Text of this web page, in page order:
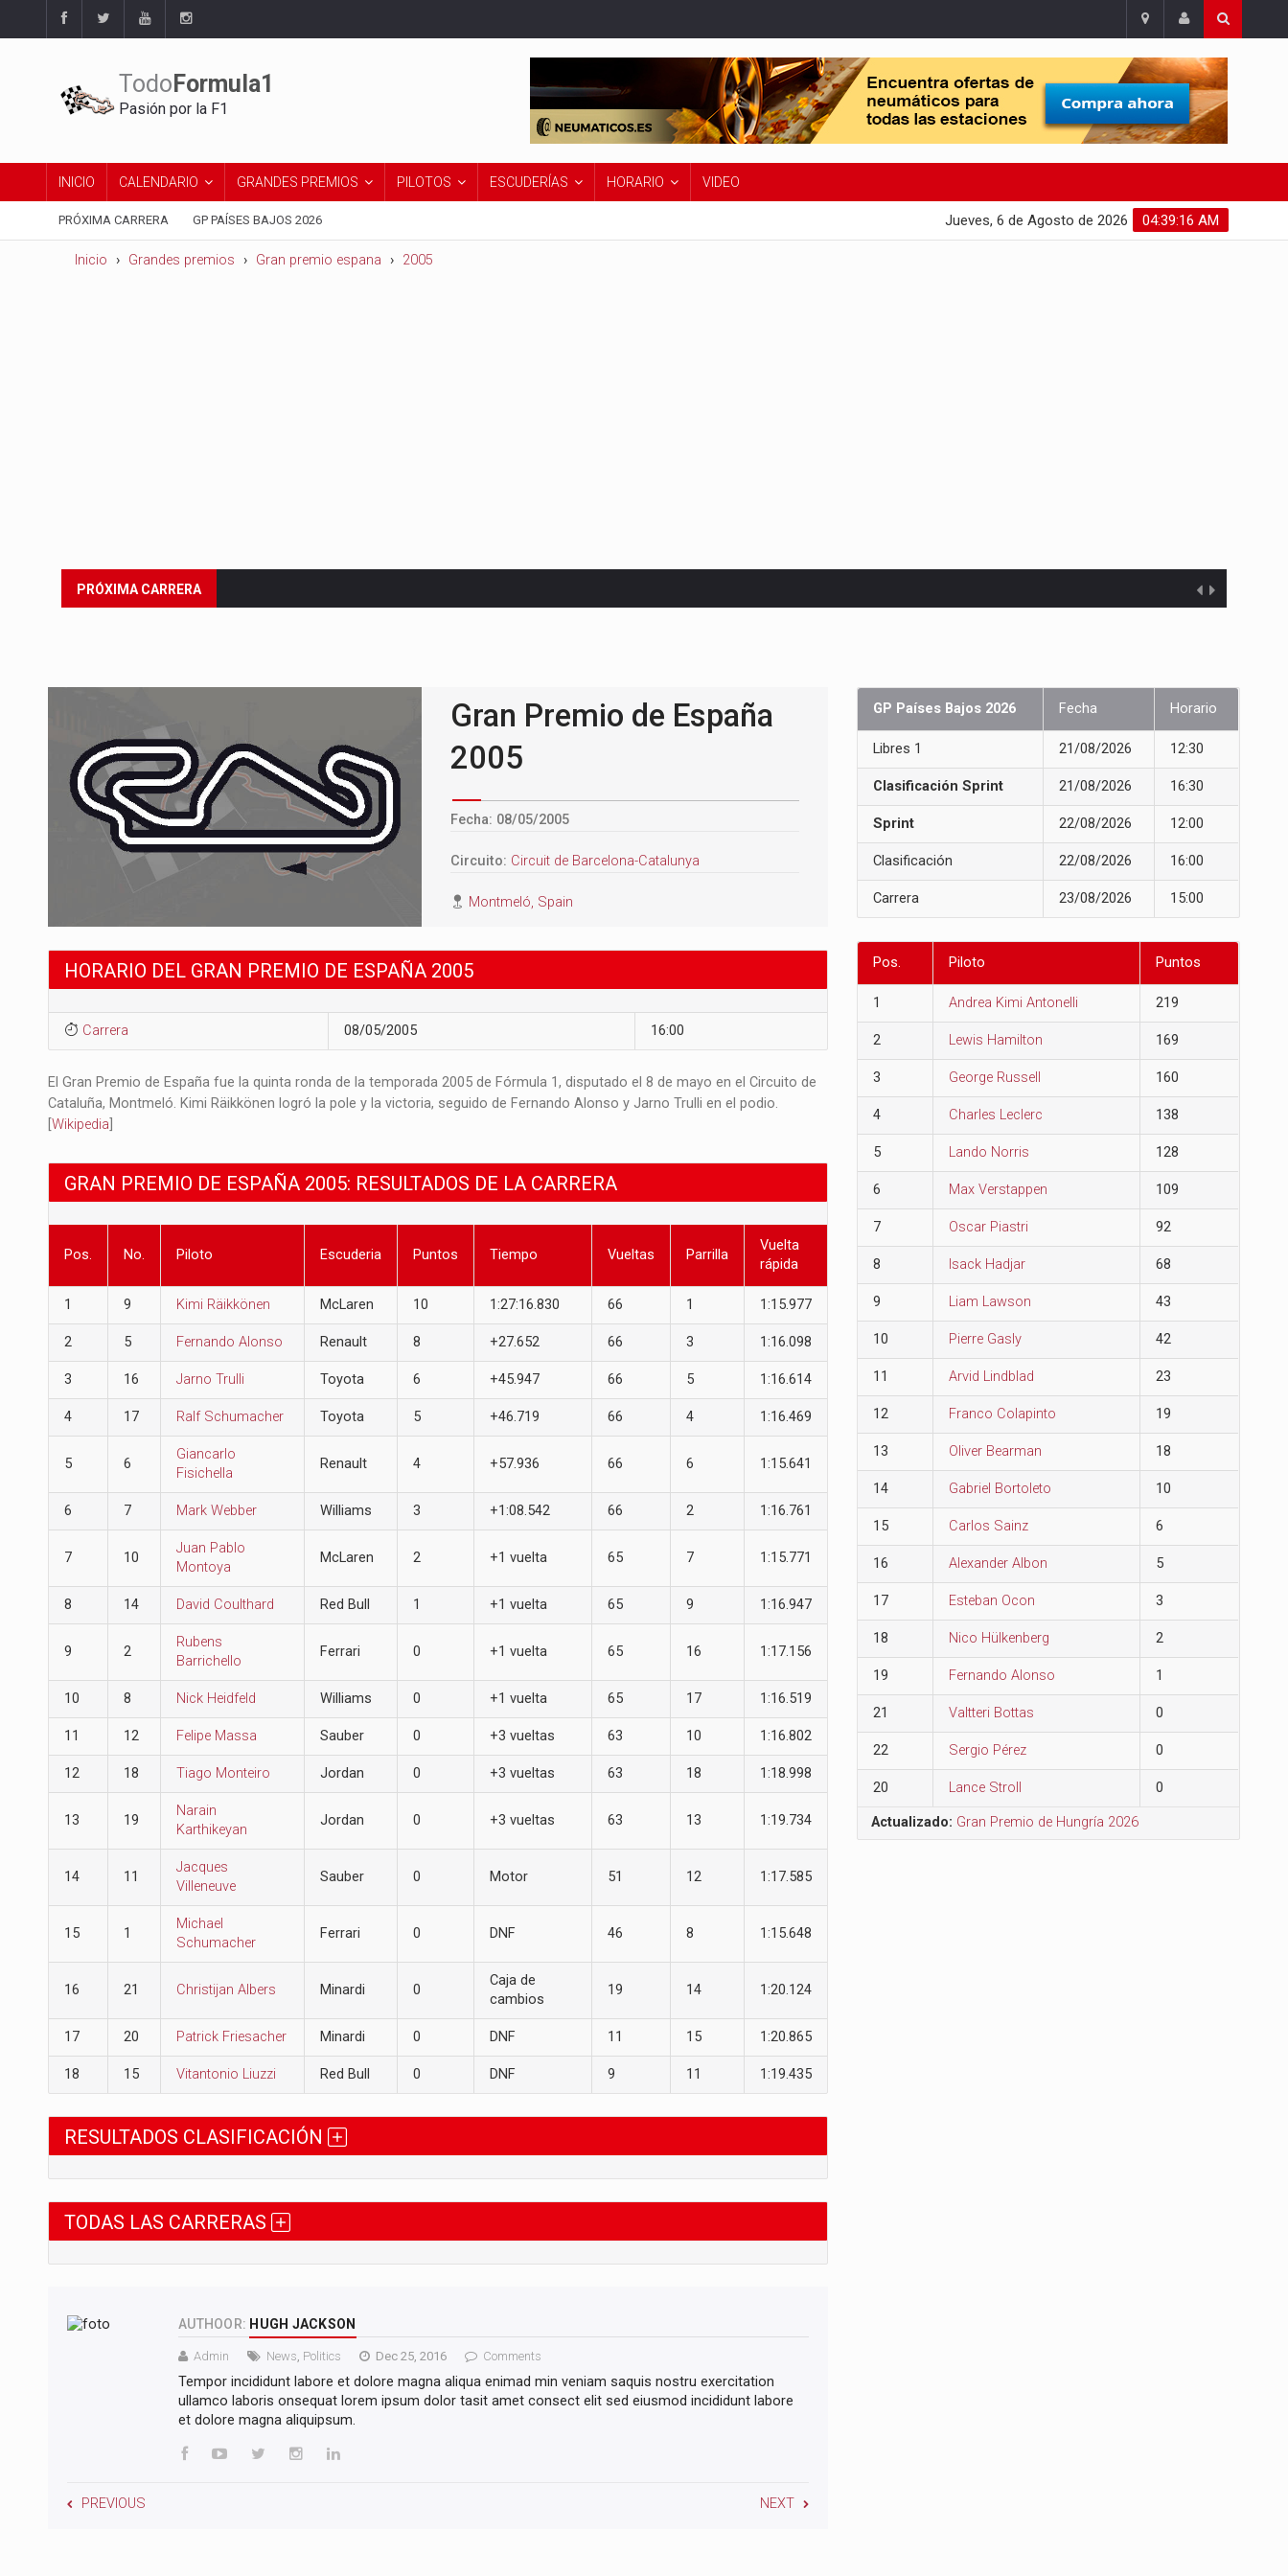
Todo Formula1
Pasión por la F1
INICIO CALENDARIO GRANDES PREMIOS PILOTOS ESCUDERÍAS HORARIO VIDEO
PRÓXIMA CARRERA GP PAÍSES BAJOS 2026 04:39:17 AM
Jueves, 6 de Agosto de 2026
Inicio Grandes premios Gran premio espana 2005
PRÓXIMA CARRERA
Gran Premio de España
2005
Fecha: 08/05/2005
Circuito: Circuit de Barcelona-Catalunya
Montmeló, Spain
HORARIO DEL GRAN PREMIO DE ESPAÑA 2005
Carrera 08/05/2005 16:00
El Gran Premio de España fue la quinta ronda de la temporada 2005 de Fórmula 1, disputado el 8 de mayo en el Circuito de
Cataluña, Montmeló. Kimi Räikkönen logró la pole y la victoria, seguido de Fernando Alonso y Jarno Trulli en el podio.
Wikipedia
GRAN PREMIO DE ESPAÑA 2005: RESULTADOS DE LA CARRERA
Pos. No. Piloto Escuderia Puntos Tiempo Vueltas Parrilla
Vuelta
rápida
1 9 Kimi Räikkönen McLaren 10 1:27:16.830 66 1 1:15.977
2 5 Fernando Alonso Renault 8 +27.652 66 3 1:16.098
3 16 Jarno Trulli Toyota 6 +45.947 66 5 1:16.614
4 17 Ralf Schumacher Toyota 5 +46.719 66 4 1:16.469
5 6
Giancarlo
Fisichella
Renault 4 +57.936 66 6 1:15.641
6 7 Mark Webber Williams 3 +1:08.542 66 2 1:16.761
7 10
Juan Pablo
Montoya
McLaren 2 +1 vuelta 65 7 1:15.771
8 14 David Coulthard Red Bull 1 +1 vuelta 65 9 1:16.947
9 2
Rubens
Barrichello
Ferrari 0 +1 vuelta 65 16 1:17.156
10 8 Nick Heidfeld Williams 0 +1 vuelta 65 17 1:16.519
11 12 Felipe Massa Sauber 0 +3 vueltas 63 10 1:16.802
12 18 Tiago Monteiro Jordan 0 +3 vueltas 63 18 1:18.998
13 19
Narain
Karthikeyan
Jordan 0 +3 vueltas 63 13 1:19.734
14 11
Jacques
Villeneuve
Sauber 0 Motor 51 12 1:17.585
15 1
Michael
Schumacher
Ferrari 0 DNF 46 8 1:15.648
16 21 Christijan Albers Minardi 0
Caja de
cambios
19 14 1:20.124
17 20 Patrick Friesacher Minardi 0 DNF 11 15 1:20.865
18 15 Vitantonio Liuzzi Red Bull 0 DNF 9 11 1:19.435
RESULTADOS CLASIFICACIÓN
TODAS LAS CARRERAS
AUTHOOR: HUGH JACKSON
Admin News, Politics Dec 25, 2016 Comments
Tempor incididunt labore et dolore magna aliqua enimad min veniam saquis nostru exercitation
ullamco laboris onsequat lorem ipsum dolor tasit amet consect elit sed eiusmod incididunt labore
et dolore magna aliquipsum.
PREVIOUS NEXT
GP Países Bajos 2026 Fecha Horario
Libres 1 21/08/2026 12:30
Clasificación Sprint 21/08/2026 16:30
Sprint 22/08/2026 12:00
Clasificación 22/08/2026 16:00
Carrera 23/08/2026 15:00
Pos. Piloto Puntos
1 Andrea Kimi Antonelli 219
2 Lewis Hamilton 169
3 George Russell 160
4 Charles Leclerc 138
5 Lando Norris 128
6 Max Verstappen 109
7 Oscar Piastri 92
8 Isack Hadjar 68
9 Liam Lawson 43
10 Pierre Gasly 42
11 Arvid Lindblad 23
12 Franco Colapinto 19
13 Oliver Bearman 18
14 Gabriel Bortoleto 10
15 Carlos Sainz 6
16 Alexander Albon 5
17 Esteban Ocon 3
18 Nico Hülkenberg 2
19 Fernando Alonso 1
21 Valtteri Bottas 0
22 Sergio Pérez 0
20 Lance Stroll 0
Actualizado: Gran Premio de Hungría 2026